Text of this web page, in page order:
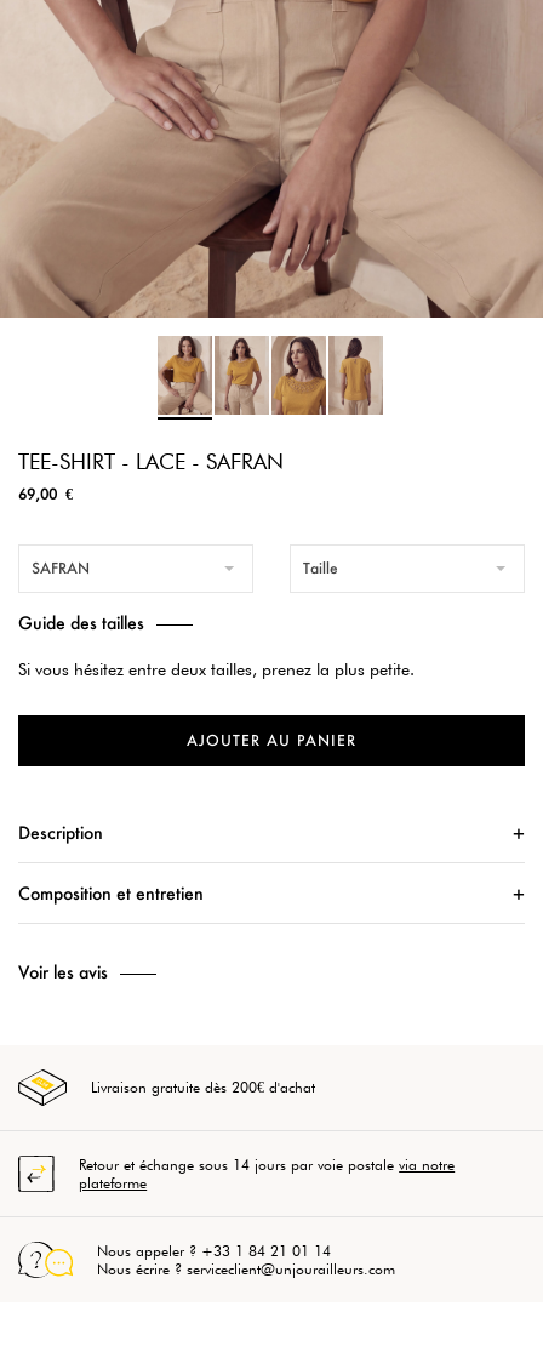
TEE-SHIRT - LACE - SAFRAN
69,00 €
SAFRAN Taille
Guide des tailles
Si vous hésitez entre deux tailles, prenez la plus petite.
AJOUTER AU PANIER
Description
Composition et entretien
Voir les avis
Livraison gratuite dès 200€ d'achat
Retour et échange sous 14 jours par voie postalevia notre
plateforme
Nous appeler ? +33 1 84 21 01 14
Nous écrire ? serviceclient@unjourailleurs.com